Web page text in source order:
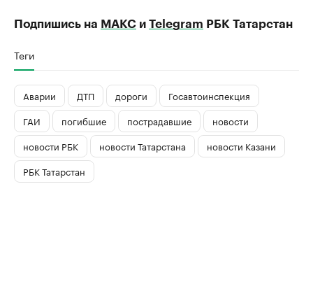
Подпишись на МАКС и Telegram РБК Татарстан
Теги
Аварии ДТП дороги
Госавтоинспекция
ГАИ
погибшие пострадавшие
новости
новости РБК
новости Татарстана
новости Казани
РБК Татарстан